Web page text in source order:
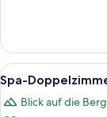
Doppelzimmer
Alle
Fotos
für
11
Spa-
Blick auf die